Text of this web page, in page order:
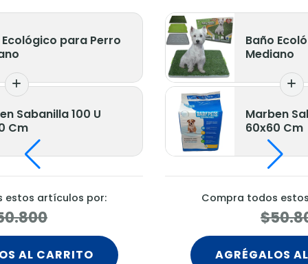
para Perro
Sabanilla 100 U
Cm
estos artículos por:
AL CARRITO
Baño
Mediano
Marben
60x60 Cm
Compra todos
AGRÉGALOS